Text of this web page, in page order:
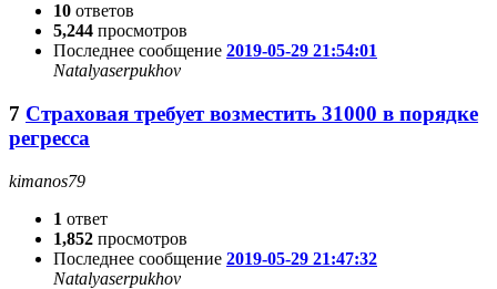
10 ответов
5,244 просмотров
Последнее сообщение 2019-05-29 21:54:01
Natalyaserpukhov
7 Страховая требует возместить 31000 в порядке
регресса
kimanos79
1 ответ
1,852 просмотров
Последнее сообщение 2019-05-29 21:47:32
Natalyaserpukhov